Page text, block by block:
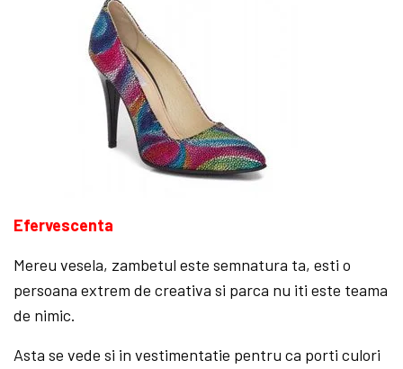
Efervescenta
Mereu vesela, zambetul este semnatura ta, esti o
persoana extrem de creativa si parca nu iti este teama
de nimic.
Asta se vede si in vestimentatie pentru ca porti culori